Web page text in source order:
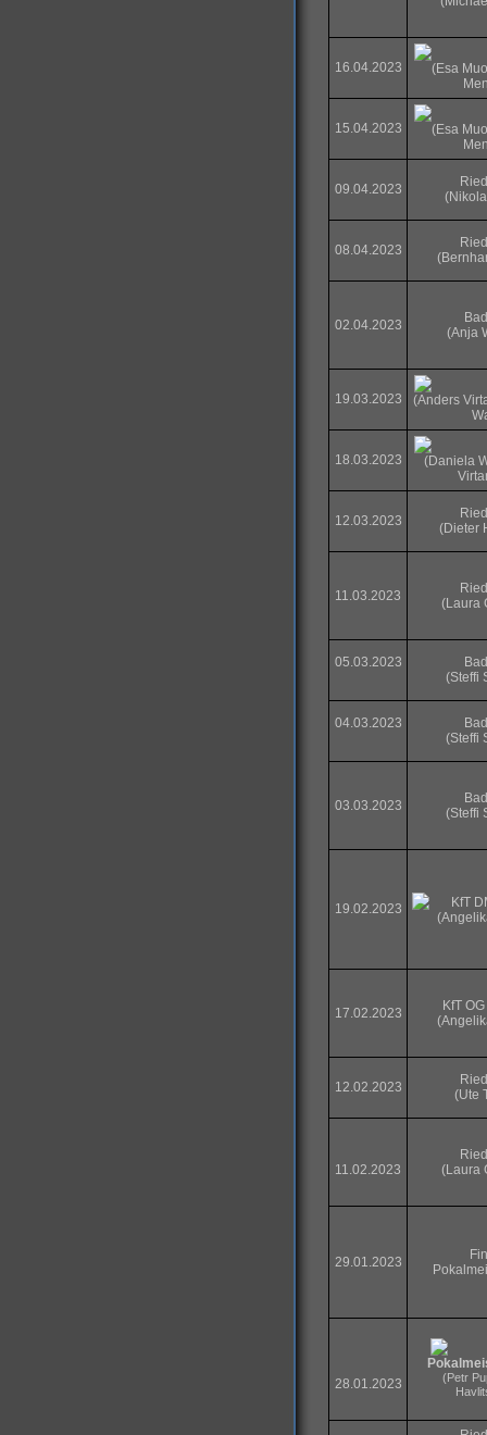
16.04.2023
(Esa
15.04.2023
(Esa
09.04.2023
08.04.2023
02.04.2023
(Anja
19.03.2023
(Anders
18.03.2023
(Daniela
12.03.2023
(Dieter
11.03.2023
(Laura
05.03.2023
(Steffi
04.03.2023
(Steffi
03.03.2023
(Steffi
19.02.2023
KfT
17.02.2023
KfT
12.02.2023
(Ute
11.02.2023
(Laura
29.01.2023
28.01.2023
(Petr